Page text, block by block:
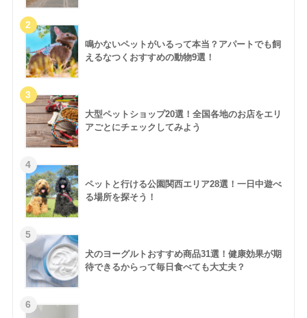
鳴かないペットがいるって本当？アパートでも飼
えるなつくおすすめの動物9選！
大型ペットショップ20選！全国各地のお店をエリ
アごとにチェックしてみよう
ペットと行ける公園関西エリア28選！一日中遊べ
る場所を探そう！
犬のヨーグルトおすすめ商品31選！健康効果が期
待できるからって毎日食べても大丈夫？